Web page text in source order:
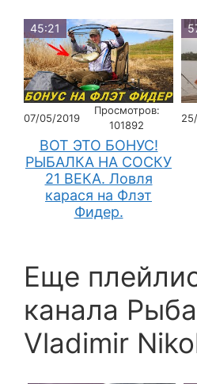
45:21
07/05/2019
Просмотров:
101892
ВОТ ЭТО БОНУС!
РЫБАЛКА НА СОСКУ
21 ВЕКА. Ловля
карася на Флэт
Фидер.
Еще
канала
Vladimir